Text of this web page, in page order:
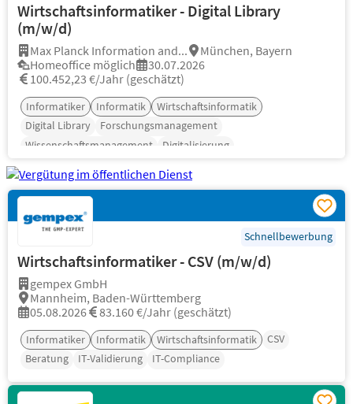
Wirtschaftsinformatiker - Digital Library
(m/w/d)
Max Planck Information and...
München, Bayern
Homeoffice möglich
30.07.2026
100.452,23 €/Jahr (geschätzt)
Informatiker Informatik
Wirtschaftsinformatik
Digital Library
Forschungsmanagement
Wissenschaftsmanagement
Digitalisierung
Schnellbewerbung
Wirtschaftsinformatiker - CSV (m/w/d)
gempex GmbH
Mannheim, Baden-Württemberg
05.08.2026
83.160 €/Jahr (geschätzt)
Informatiker Informatik Wirtschaftsinformatik
CSV
Beratung
IT-Validierung IT-Compliance